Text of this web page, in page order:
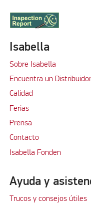
Isabella
Sobre Isabella
Encuentra un Distribuidor
Calidad
Ferias
Prensa
Contacto
Isabella Fonden
Ayuda y
Trucos y consejos útiles